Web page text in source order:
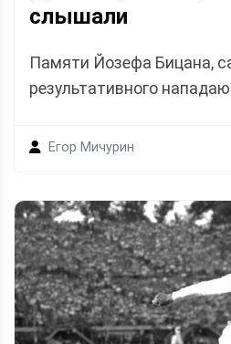
слышали
Памяти Йозефа Бицана,
результативного
Егор Мичурин